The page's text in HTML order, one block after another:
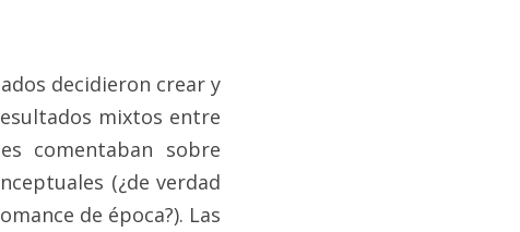
decidieron crear y
mixtos entre
comentaban sobre
(¿de verdad
de época?). Las